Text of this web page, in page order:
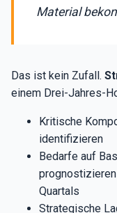
Material
Das ist kein Zufall.
einem Drei-Jahres-
Kritische
identifizieren
Bedarfe auf
Quartals
Strategische